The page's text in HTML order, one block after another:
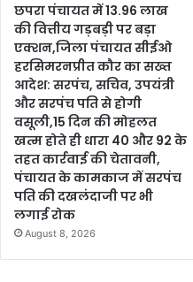
छपरा पंचायत में 13.96 लाख
की वित्तीय गड़बड़ी पर बड़ा
एक्शन,जिला पंचायत सीईओ
हरसिमरनप्रीत कौर का सख्त
आदेश: सरपंच, सचिव, उपयंत्री
और सरपंच पति से होगी
वसूली,15 दिन की मोहलत
खत्म होते ही धारा 40 और 92 के
तहत कार्रवाई की चेतावनी,
पंचायत के कामकाज में सरपंच
पति की दखलंदाजी पर भी
लगाई रोक
August 8, 2026